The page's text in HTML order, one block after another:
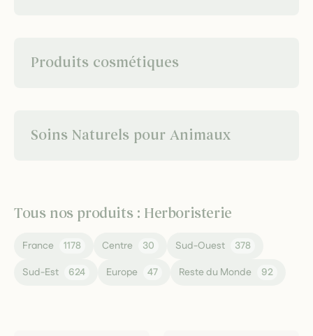
Produits cosmétiques
Soins Naturels pour Animaux
Tous nos produits : Herboristerie
France 1178 Centre 30 Sud-Ouest
378
Sud-Est
624 Europe 47 Reste du Monde 92